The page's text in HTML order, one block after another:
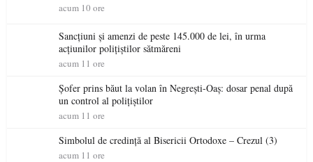
acum 10 ore
Sancțiuni și amenzi de peste 145.000 de lei, în urma
acțiunilor polițiștilor sătmăreni
acum 11 ore
Șofer prins băut la volan în Negrești-Oaș: dosar penal după
un control al polițiștilor
acum 11 ore
Simbolul de credinţă al Bisericii Ortodoxe – Crezul (3)
acum 11 ore